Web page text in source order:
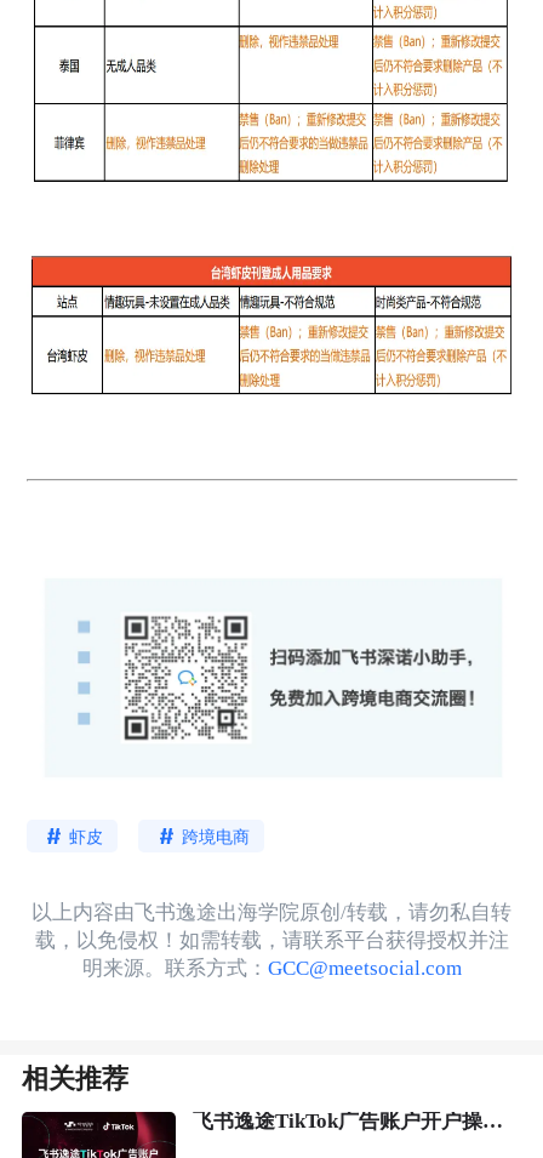
虾皮 跨境电商
以上内容由飞书逸途出海学院原创/转载，请勿私自转
载，以免侵权！如需转载，请联系平台获得授权并注
明来源。联系方式： GCC@meetsocial.com
相关推荐
飞书逸途TikTok广告账户开户操作流程